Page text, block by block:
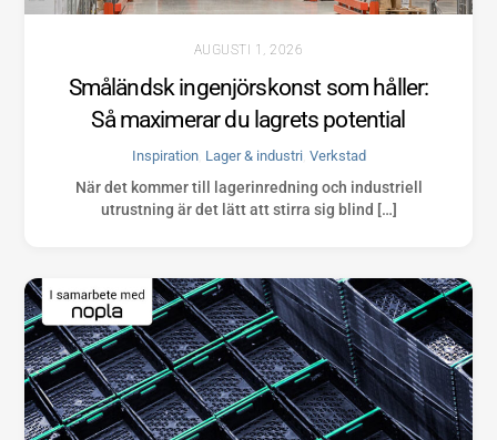
AUGUSTI 1, 2026
Småländsk ingenjörskonst som håller:
Så maximerar du lagrets potential
Inspiration, Lager & industri, Verkstad
När det kommer till lagerinredning och industriell
utrustning är det lätt att stirra sig blind […]